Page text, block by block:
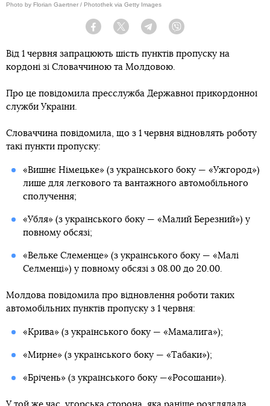
Photo by Florian Gaertner / Photothek via Getty Images
Facebook Twitter Telegram
Від 1 червня запрацюють шість пунктів пропуску на
кордоні зі Словаччиною та Молдовою.
Про це повідомила пресслужба Державної прикордонної
служби України.
Словаччина повідомила, що з 1 червня відновлять роботу
такі пункти пропуску:
«Вишнє Німецьке» (з українського боку — «Ужгород»)
лише для легкового та вантажного автомобільного
сполучення;
«Убля» (з українського боку — «Малий Березний») у
повному обсязі;
«Вельке Слеменце» (з українського боку — «Малі
Селменці») у повному обсязі з 08.00 до 20.00.
Молдова повідомила про відновлення роботи таких
автомобільних пунктів пропуску з 1 червня:
«Крива» (з українського боку — «Мамалига»);
«Мирне» (з українського боку — «Табаки»);
«Брічень» (з українського боку —«Росошани»).